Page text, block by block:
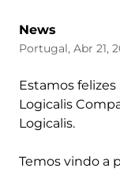
News
Portugal, Abr 21,
Estamos
Logicalis
Logicalis.
Temos vindo a